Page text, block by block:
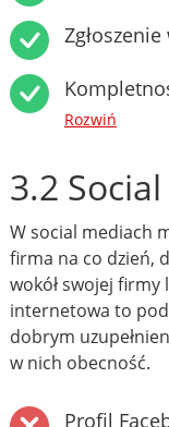
Rozwiń
3.2
W social mediach
firma na co dzień,
wokół swojej firmy
internetowa to
dobrym
w nich obecność.
Profil